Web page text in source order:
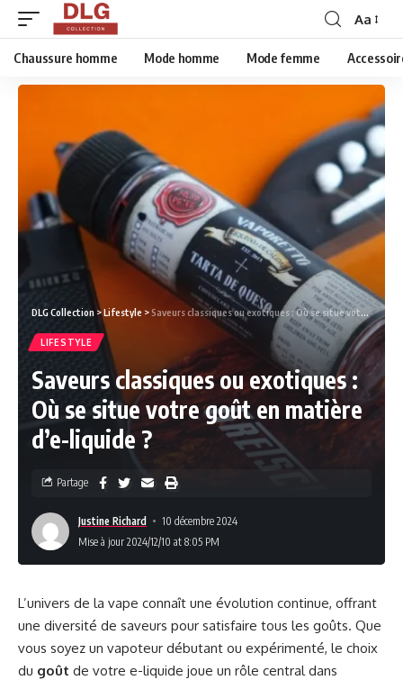
Aa
Chaussure homme Mode homme Mode femme
DLG Collection >Lifestyle >Saveurs classiques ou exotiques : Où se situe votre goût en matière d’e-liquide ?
LIFESTYLE
Saveurs classiques ou exotiques :
Où se situe votre goût en matière
d’e-liquide ?
Justine Richard
10 décembre 2024
Mise à jour 2024/12/10 at 8:05 PM
Partage
L’univers de la vape connaît une évolution continue, offrant
une diversité de saveurs pour satisfaire tous les goûts. Que
vous soyez un vapoteur débutant ou expérimenté, le choix
du goût de votre e-liquide joue un rôle central dans